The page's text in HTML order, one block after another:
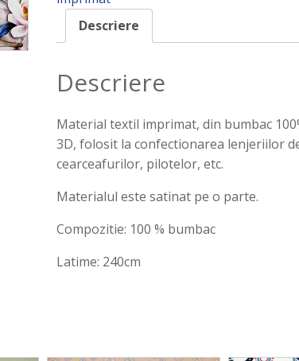
Descriere
Descriere
Material textil imprimat, din bumbac
3D, folosit la confectionarea lenjeriilor
cearceafurilor, pilotelor, etc.
Materialul este satinat pe o parte.
Compozitie: 100 % bumbac
Latime: 240cm